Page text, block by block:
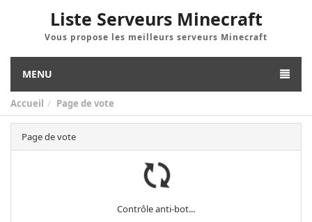
Liste Serveurs Minecraft
Vous propose les meilleurs serveurs Minecraft
MENU
Accueil Page de vote
Page de vote
Contrôle anti-bot...